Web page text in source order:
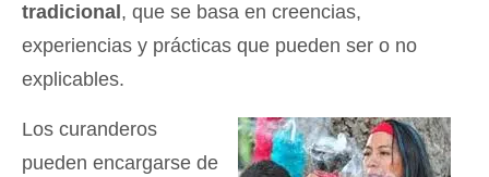
tradicional , que se basa en creencias,
experiencias y prácticas que pueden ser o no
explicables.
Los curanderos
pueden encargarse de